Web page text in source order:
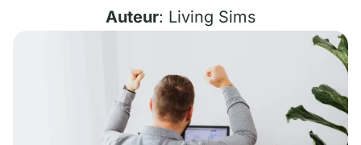
Auteur: Living Sims